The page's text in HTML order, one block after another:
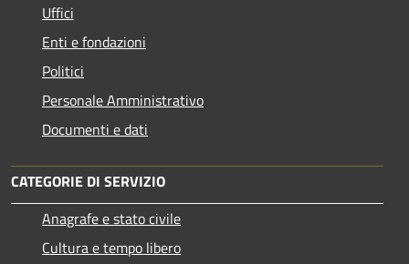
Uffici
Enti e fondazioni
Politici
Personale Amministrativo
Documenti e dati
CATEGORIE DI SERVIZIO
Anagrafe e stato civile
Cultura e tempo libero